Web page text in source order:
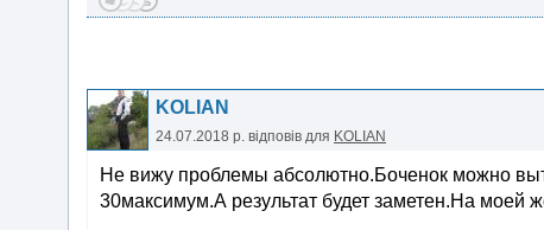
KOLIAN
24.07.2018 р. відповів для KOLIAN
Не вижу проблемы абсолютно.Боченок можно
30максимум.А результат будет заметен.На моей